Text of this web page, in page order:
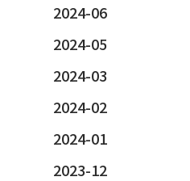
2024-06
2024-05
2024-03
2024-02
2024-01
2023-12